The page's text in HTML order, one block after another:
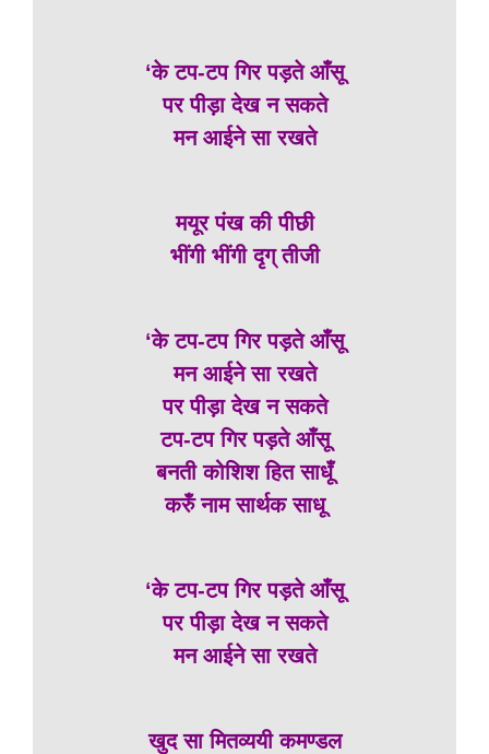
‘के टप-टप गिर पड़ते आँसू
पर पीड़ा देख न सकते
मन आईने सा रखते
मयूर पंख की पीछी
भींगी भींगी दृग् तीजी
‘के टप-टप गिर पड़ते आँसू
मन आईने सा रखते
पर पीड़ा देख न सकते
टप-टप गिर पड़ते आँसू
बनती कोशिश हित साधूँ
करुँ नाम सार्थक साधू
‘के टप-टप गिर पड़ते आँसू
पर पीड़ा देख न सकते
मन आईने सा रखते
खुद सा मितव्ययी कमण्डल